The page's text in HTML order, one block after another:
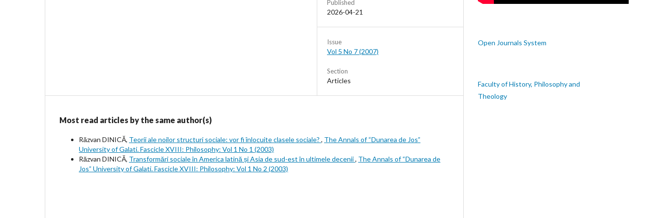
Published
2026-04-21
Issue
Vol 5 No 7 (2007)
Section
Articles
Most read articles by the same author(s)
Răzvan DINICĂ, Teorii ale noilor structuri sociale: vor fi înlocuite clasele sociale? , The Annals of “Dunarea de Jos”
University of Galati. Fascicle XVIII: Philosophy: Vol 1 No 1 (2003)
Răzvan DINICĂ, Transformări sociale în America latină și Asia de sud-est în ultimele decenii, The Annals of “Dunarea de
Jos” University of Galati. Fascicle XVIII: Philosophy: Vol 1 No 2 (2003)
Open Journals System
Faculty of History, Philosophy and
Theology